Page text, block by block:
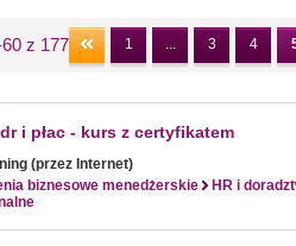
z 177 1 ... 3 4
i płac - kurs z certyfikatem
(przez Internet)
biznesowe menedżerskie
HR i